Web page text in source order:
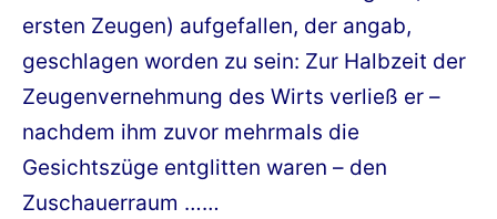
ersten Zeugen) aufgefallen, der angab,
geschlagen worden zu sein: Zur Halbzeit der
Zeugenvernehmung des Wirts verließ er –
nachdem ihm zuvor mehrmals die
Gesichtszüge entglitten waren – den
Zuschauerraum ……